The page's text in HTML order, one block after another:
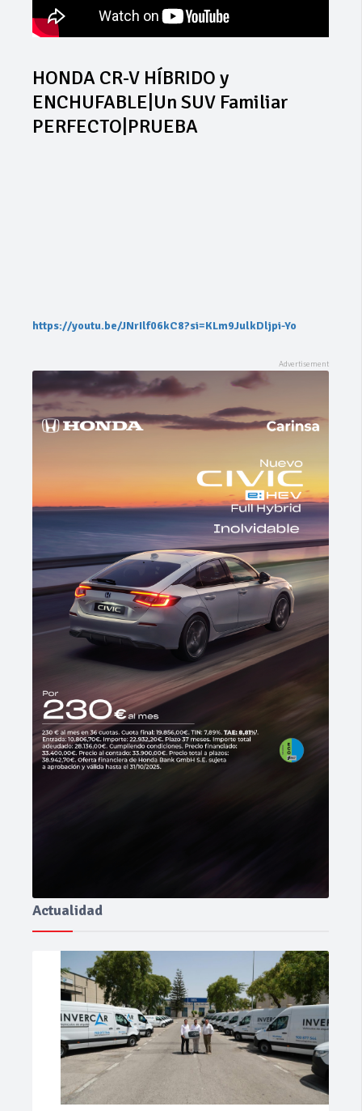
HONDA CR-V HÍBRIDO y
ENCHUFABLE|Un SUV Familiar
PERFECTO|PRUEBA
https://youtu.be/JNrIlf06kC8?si=KLm9JulkDljpi-Yo
Actualidad